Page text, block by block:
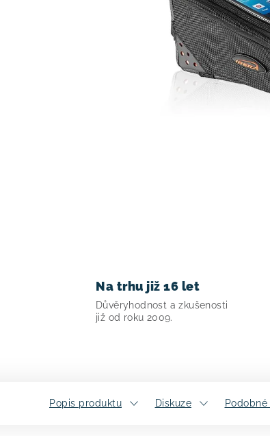
Na trhu již 16 let
Důvěryhodnost a zkušenosti
již od roku 2009.
Popis produktu Diskuze